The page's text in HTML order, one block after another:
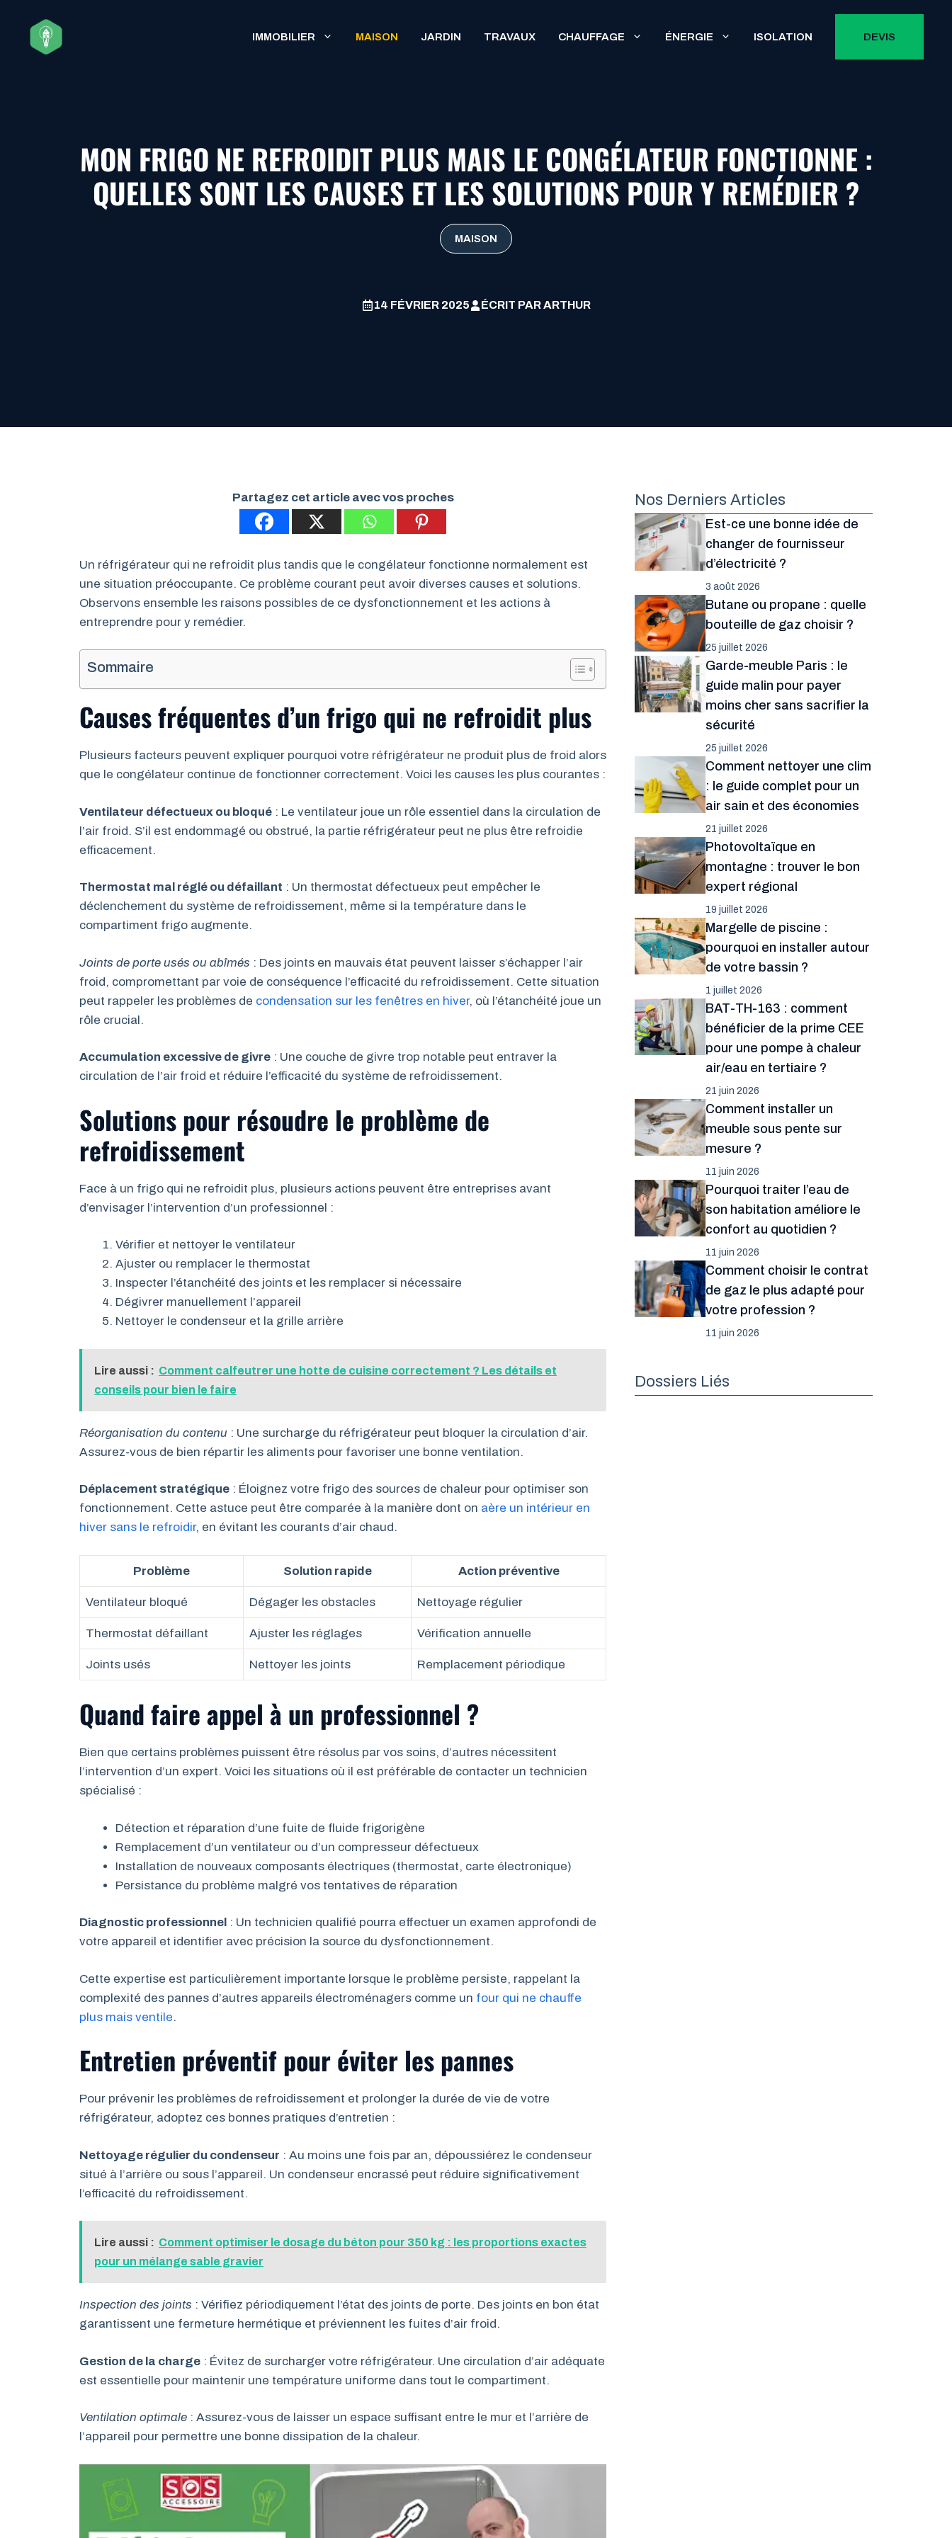
contenu
IMMOBILIER MAISON JARDIN TRAVAUX CHAUFFAGE ÉNERGIE ISOLATION DEVIS
MON FRIGO NE REFROIDIT PLUS MAIS LE CONGÉLATEUR FONCTIONNE :
QUELLES SONT LES CAUSES ET LES SOLUTIONS POUR Y REMÉDIER ?
MAISON
14 FÉVRIER 2025 ÉCRIT PARARTHUR
Partagez cet article avec vos proches
Un réfrigérateur qui ne refroidit plus tandis que le congélateur fonctionne normalement est
une situation préoccupante. Ce problème courant peut avoir diverses causes et solutions.
Observons ensemble les raisons possibles de ce dysfonctionnement et les actions à
entreprendre pour y remédier.
Sommaire
Causes fréquentes d’un frigo qui ne refroidit plus
Plusieurs facteurs peuvent expliquer pourquoi votre réfrigérateur ne produit plus de froid alors
que le congélateur continue de fonctionner correctement. Voici les causes les plus courantes :
Ventilateur défectueux ou bloqué : Le ventilateur joue un rôle essentiel dans la circulation de
l’air froid. S’il est endommagé ou obstrué, la partie réfrigérateur peut ne plus être refroidie
efficacement.
Thermostat mal réglé ou défaillant : Un thermostat défectueux peut empêcher le
déclenchement du système de refroidissement, même si la température dans le
compartiment frigo augmente.
Joints de porte usés ou abîmés : Des joints en mauvais état peuvent laisser s’échapper l’air
froid, compromettant par voie de conséquence l’efficacité du refroidissement. Cette situation
peut rappeler les problèmes de condensation sur les fenêtres en hiver, où l’étanchéité joue un
rôle crucial.
Accumulation excessive de givre : Une couche de givre trop notable peut entraver la
circulation de l’air froid et réduire l’efficacité du système de refroidissement.
Solutions pour résoudre le problème de
refroidissement
Face à un frigo qui ne refroidit plus, plusieurs actions peuvent être entreprises avant
d’envisager l’intervention d’un professionnel :
Vérifier et nettoyer le ventilateur
Ajuster ou remplacer le thermostat
Inspecter l’étanchéité des joints et les remplacer si nécessaire
Dégivrer manuellement l’appareil
Nettoyer le condenseur et la grille arrière
Lire aussi : Comment calfeutrer une hotte de cuisine correctement ? Les détails et
conseils pour bien le faire
Réorganisation du contenu : Une surcharge du réfrigérateur peut bloquer la circulation d’air.
Assurez-vous de bien répartir les aliments pour favoriser une bonne ventilation.
Déplacement stratégique : Éloignez votre frigo des sources de chaleur pour optimiser son
fonctionnement. Cette astuce peut être comparée à la manière dont on aère un intérieur en
hiver sans le refroidir, en évitant les courants d’air chaud.
Problème Solution rapide Action préventive
Ventilateur bloqué Dégager les obstacles Nettoyage régulier
Thermostat défaillant Ajuster les réglages Vérification annuelle
Joints usés Nettoyer les joints Remplacement périodique
Quand faire appel à un professionnel ?
Bien que certains problèmes puissent être résolus par vos soins, d’autres nécessitent
l’intervention d’un expert. Voici les situations où il est préférable de contacter un technicien
spécialisé :
Détection et réparation d’une fuite de fluide frigorigène
Remplacement d’un ventilateur ou d’un compresseur défectueux
Installation de nouveaux composants électriques (thermostat, carte électronique)
Persistance du problème malgré vos tentatives de réparation
Diagnostic professionnel : Un technicien qualifié pourra effectuer un examen approfondi de
votre appareil et identifier avec précision la source du dysfonctionnement.
Cette expertise est particulièrement importante lorsque le problème persiste, rappelant la
complexité des pannes d’autres appareils électroménagers comme un four qui ne chauffe
plus mais ventile.
Entretien préventif pour éviter les pannes
Pour prévenir les problèmes de refroidissement et prolonger la durée de vie de votre
réfrigérateur, adoptez ces bonnes pratiques d’entretien :
Nettoyage régulier du condenseur : Au moins une fois par an, dépoussiérez le condenseur
situé à l’arrière ou sous l’appareil. Un condenseur encrassé peut réduire significativement
l’efficacité du refroidissement.
Lire aussi : Comment optimiser le dosage du béton pour 350 kg : les proportions exactes
pour un mélange sable gravier
Inspection des joints : Vérifiez périodiquement l’état des joints de porte. Des joints en bon état
garantissent une fermeture hermétique et préviennent les fuites d’air froid.
Gestion de la charge : Évitez de surcharger votre réfrigérateur. Une circulation d’air adéquate
est essentielle pour maintenir une température uniforme dans tout le compartiment.
Ventilation optimale : Assurez-vous de laisser un espace suffisant entre le mur et l’arrière de
l’appareil pour permettre une bonne dissipation de la chaleur.
Nos Derniers Articles
Est-ce une bonne idée de
changer de fournisseur
d’électricité ?
3 août 2026
Butane ou propane : quelle
bouteille de gaz choisir ?
25 juillet 2026
Garde-meuble Paris : le
guide malin pour payer
moins cher sans sacrifier la
sécurité
25 juillet 2026
Comment nettoyer une clim
: le guide complet pour un
air sain et des économies
21 juillet 2026
Photovoltaïque en
montagne : trouver le bon
expert régional
19 juillet 2026
Margelle de piscine :
pourquoi en installer autour
de votre bassin ?
1 juillet 2026
BAT-TH-163 : comment
bénéficier de la prime CEE
pour une pompe à chaleur
air/eau en tertiaire ?
21 juin 2026
Comment installer un
meuble sous pente sur
mesure ?
11 juin 2026
Pourquoi traiter l’eau de
son habitation améliore le
confort au quotidien ?
11 juin 2026
Comment choisir le contrat
de gaz le plus adapté pour
votre profession ?
11 juin 2026
Dossiers Liés